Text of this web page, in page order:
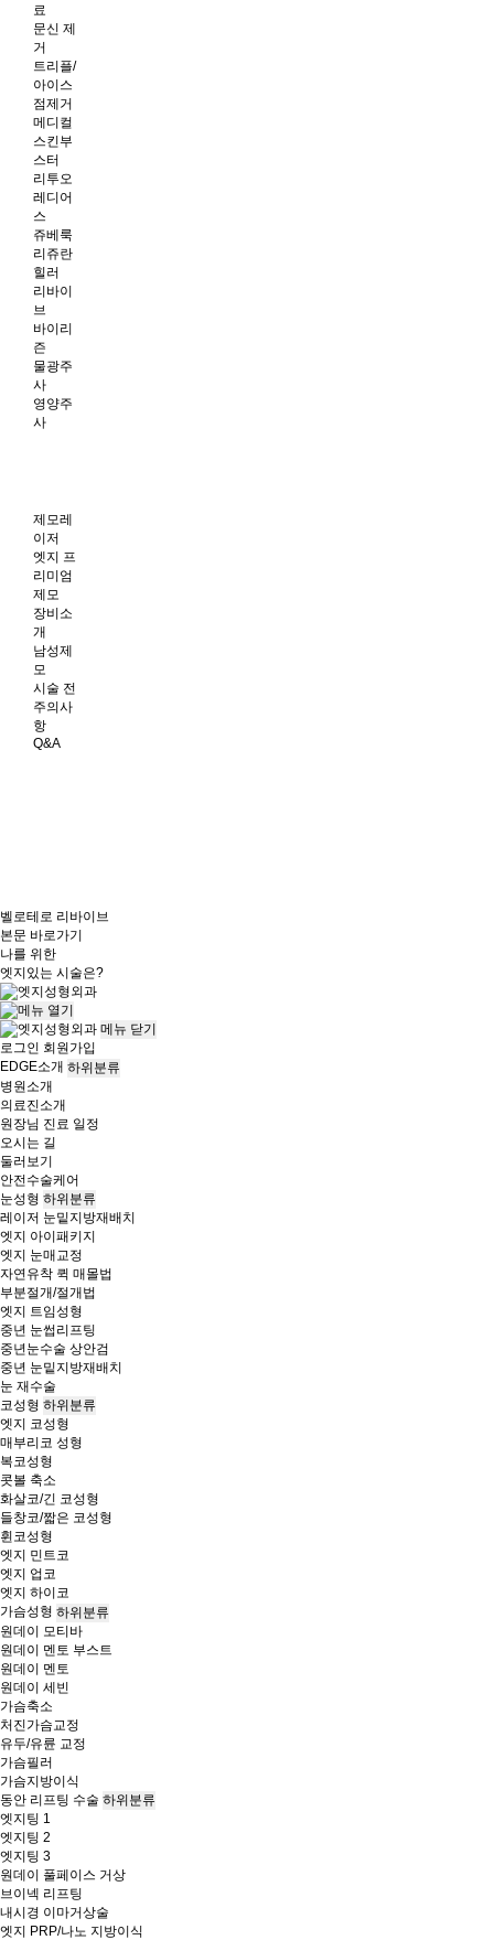
료
문신 제
거
트리플/
아이스
점제거
메디컬
스킨부
스터
리투오
레디어
스
쥬베룩
리쥬란
힐러
리바이
브
바이리
즌
물광주
사
영양주
사
제모레
이저
엣지 프
리미엄
제모
장비소
개
남성제
모
시술 전
주의사
항
Q&A
벨로테로 리바이브
본문 바로가기
나를 위한
엣지 있는 시술은?
메뉴 닫기
로그인 회원가입
EDGE소개 하위분류
병원소개
의료진소개
원장님 진료 일정
오시는 길
둘러보기
안전수술케어
눈성형 하위분류
레이저 눈밑지방재배치
엣지 아이패키지
엣지 눈매교정
자연유착 퀵 매몰법
부분절개/절개법
엣지 트임성형
중년 눈썹리프팅
중년눈수술 상안검
중년 눈밑지방재배치
눈 재수술
코성형 하위분류
엣지 코성형
매부리코 성형
복코성형
콧볼 축소
화살코/긴 코성형
들창코/짧은 코성형
휜코성형
엣지 민트코
엣지 업코
엣지 하이코
가슴성형 하위분류
원데이 모티바
원데이 멘토 부스트
원데이 멘토
원데이 세빈
가슴축소
처진가슴교정
유두/유륜 교정
가슴필러
가슴지방이식
동안 리프팅 수술 하위분류
엣지팅 1
엣지팅 2
엣지팅 3
원데이 풀페이스 거상
브이넥 리프팅
내시경 이마거상술
엣지 PRP/나노 지방이식